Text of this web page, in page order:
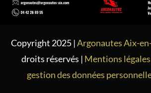
Copyright 2025 |Argonautes Aix-
droits réservés | Mentions légales
gestion des données